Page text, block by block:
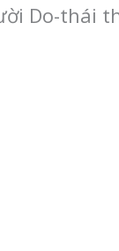
Do-thái